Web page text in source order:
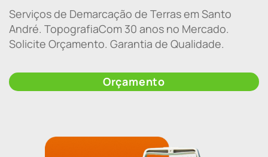
Serviços de Demarcação de Terras em Santo
André. TopografiaCom 30 anos no Mercado.
Solicite Orçamento. Garantia de Qualidade.
Orçamento